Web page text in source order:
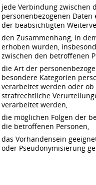
jede Verbindung zwischen
personenbezogenen
der beabsichtigten
den Zusammenhang, in
erhoben wurden,
zwischen den betroffenen
die Art der
besondere Kategorien
verarbeitet werden oder
strafrechtliche
verarbeitet werden,
die möglichen Folgen der
die betroffenen Personen,
das Vorhandensein
oder Pseudonymisierung